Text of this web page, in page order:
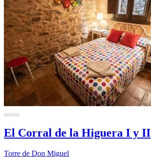
El Corral de la Higuera I y II
Torre de Don Miguel